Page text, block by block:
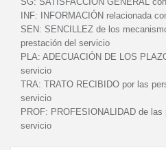
INF:
INFORMACIÓN relacionada
SEN: SENCILLEZ de los
prestación del servicio
PLA: ADECUACIÓN DE LOS
servicio
TRA: TRATO RECIBIDO por las
servicio
PROF: PROFESIONALIDAD de las
servicio